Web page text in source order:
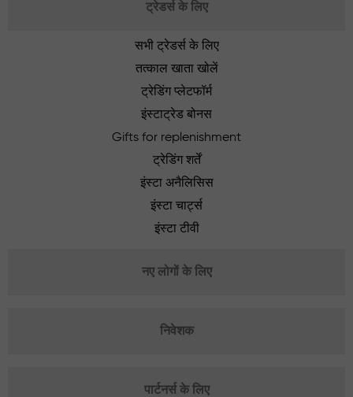
ट्रेडर्स के लिए
सभी ट्रेडर्स के लिए
तत्काल खाता खोलें
ट्रेडिंग प्लेटफॉर्म
इंस्टाट्रेड बोनस
Gifts for replenishment
ट्रेडिंग शर्तें
इंस्टा अनैलिसिस
इंस्टा चार्ट्स
इंस्टा टीवी
नए लोगों के लिए
निवेशक
पार्टनर्स के लिए